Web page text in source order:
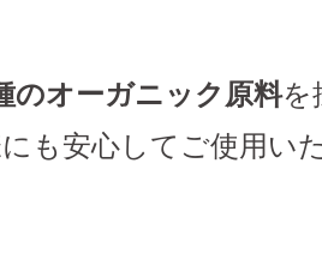
のオーガニック原料を
も安心してご使用い